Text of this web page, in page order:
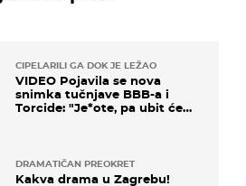
CIPELARILI GA DOK JE LEŽAO
VIDEO Pojavila se nova
snimka tučnjave BBB-a i
Torcide: "Je*ote, pa ubit će
DRAMATIČAN PREOKRET
Kakva drama u Zagrebu!